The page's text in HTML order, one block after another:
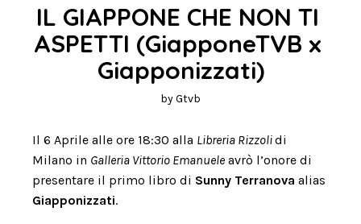
IL GIAPPONE CHE NON TI
ASPETTI (GiapponeTVB x
Giapponizzati)
byGtvb
Il 6 Aprile alle ore 18:30 alla Libreria Rizzolidi
Milano in Galleria Vittorio Emanuele avrò l’onore di
presentare il primo libro di Sunny Terranova alias
Giapponizzati.